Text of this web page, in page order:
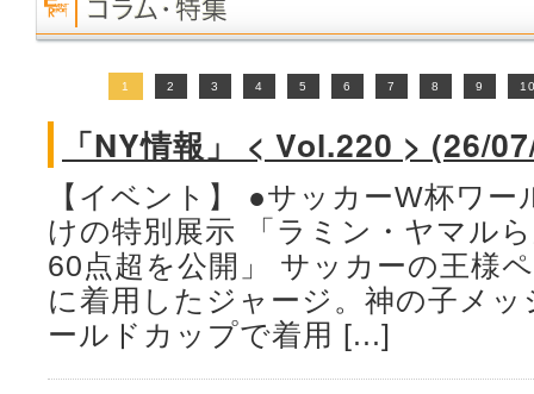
1 2 3 4 5 6 7 8 9
「NY情報」 < Vol.220 > (26/
【イベント】 ●サッカーW杯ワ
けの特別展示 「ラミン・ヤマル
60点超を公開」 サッカーの王様
に着用したジャージ。神の子メ
ールドカップで着用 [...]